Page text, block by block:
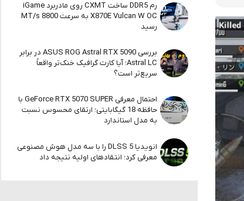
رم DDR5 ساخت CXMT روی مادربرد iGame
X870E Vulcan W OC به سرعت 8800 MT/s
رسید
بررسی ASUS ROG Astral RTX 5090 در برابر
Astral LC؛ آیا کارت گرافیک خنک‌تر واقعاً
سریع‌تر است؟
احتمال معرفی GeForce RTX 5070 SUPER با
حافظه 18 گیگابایتی؛ ارتقای محسوس نسبت
به مدل استاندارد
انویدیا DLSS 5 را با سه مدل هوش مصنوعی
معرفی کرد؛ انتقادهای اولیه نتیجه داد